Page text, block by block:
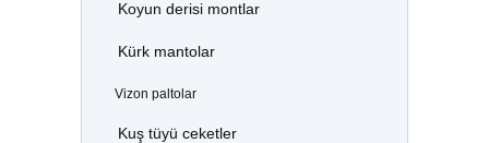
Koyun derisi montlar
Kürk mantolar
Vizon paltolar
Kuş tüyü ceketler